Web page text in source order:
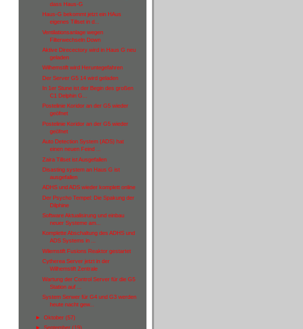
dass Haus-G
Haus-G bekommt jetzt ein HAus
eigenes Tillset in d...
Ventilationsanlage wegen
Filterwechseln Down
Aktive Direcectory wird in Haus G neu
geladen
Wilhemstift wird Heruntegefahren
Der Server G5 14 wird geladen
In 1er Stune ist der Begin des großen
C1 Delphin G...
Postelinie Koridor an der G5 wieder
geöfnet
Postelinie Koridor an der G5 wieder
geöfnet
Auto Detection System (ADS) hat
einen neuen Feind ...
Zaira Tillset ist Ausgefallen
Disasting system an Haus G ist
ausgefallen
ADHS und ADS wieder komplett online
Der Psycho Tempel: Die Spakung der
Dilphine
Software Aktualisirung und einbau
neuer Systeme am...
Komplette Abschaltung des ADHS und
ADS Systems in ...
Wilemstift Fusions Reaktor gestartet
Cytherea Server jetzt in der
Wilhemstift Zentrale
Wartung der Control Server für die G5
Station auf ...
System Serwer für G4 und G3 werden
heute nacht gew...
► Oktober (57)
► September (19)